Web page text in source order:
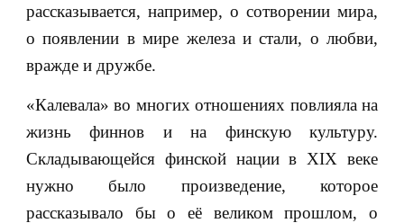
рассказывается, например, о сотворении мира,
о появлении в мире железа и стали, о любви,
вражде и дружбе.
«Калевала» во многих отношениях повлияла на
жизнь финнов и на финскую культуру.
Складывающейся финской нации в XIX веке
нужно было произведение, которое
рассказывало бы о её великом прошлом, о